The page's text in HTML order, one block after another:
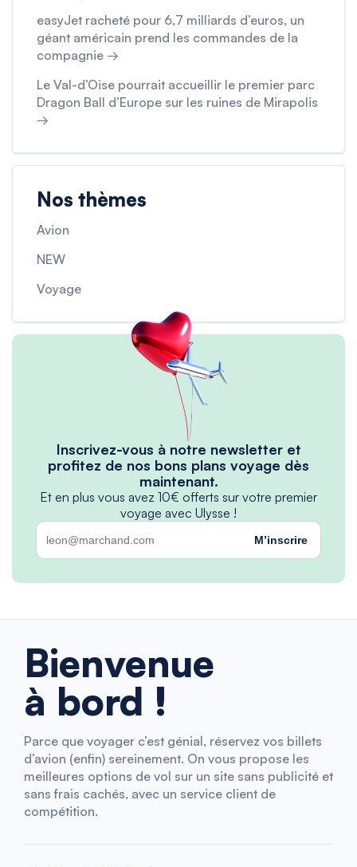
easyJet racheté pour 6,7 milliards d’euros, un
géant américain prend les commandes de la
compagnie →
Le Val-d’Oise pourrait accueillir le premier parc
Dragon Ball d’Europe sur les ruines de Mirapolis
→
Nos thèmes
Avion
NEW
Voyage
Inscrivez-vous à notre newsletter et
profitez de nos bons plans voyage dès
maintenant.
Et en plus vous avez 10€ offerts sur votre premier
voyage avec Ulysse !
M’inscrire
Bienvenue
à bord !
Parce que voyager c’est génial, réservez vos billets
d’avion (enfin) sereinement. On vous propose les
meilleures options de vol sur un site sans publicité et
sans frais cachés, avec un service client de
compétition.